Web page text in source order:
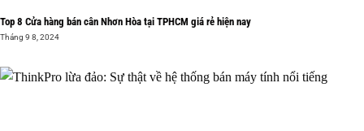
Top 8 Cửa hàng bán cân Nhơn Hòa tại TPHCM giá rẻ hiện nay
Tháng 9 8, 2024